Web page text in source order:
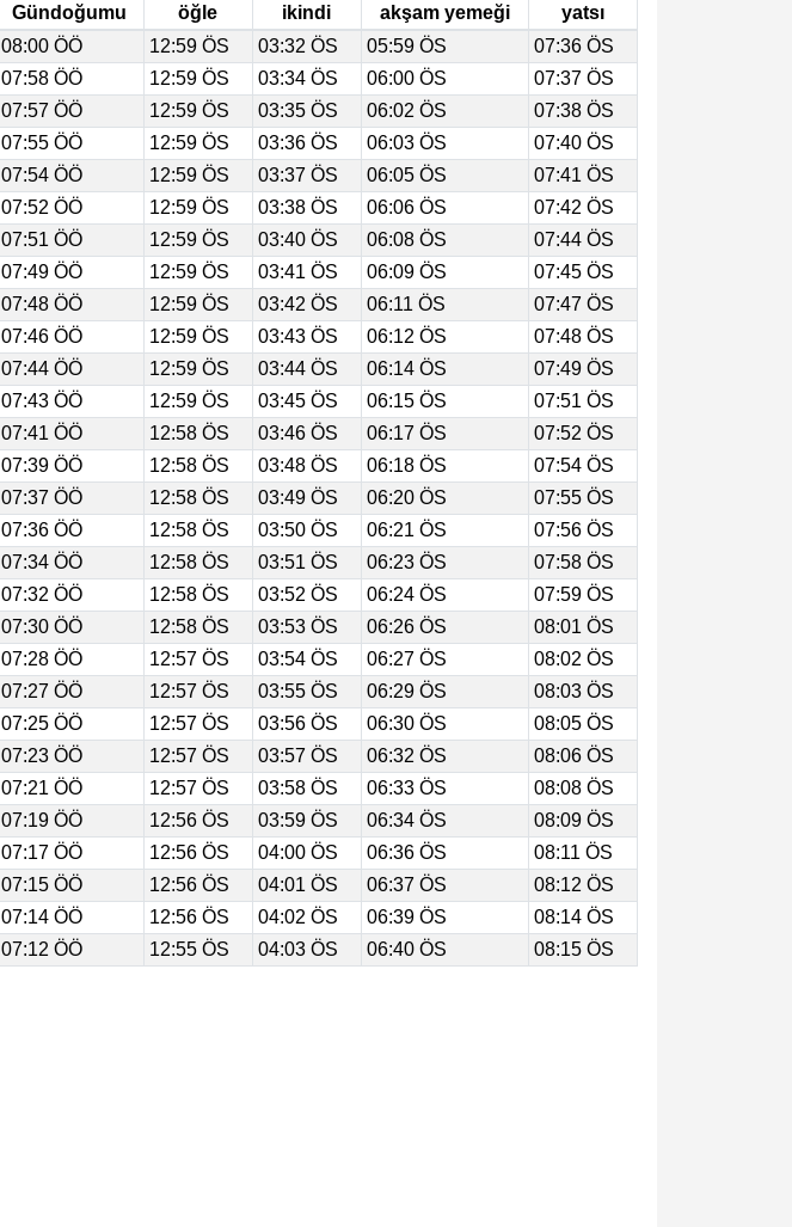
Gündoğumu öğle ikindi akşam yemeği
yatsı
08:00 ÖÖ 12:59 ÖS 03:32 ÖS 05:59 ÖS
07:36 ÖS
07:58 ÖÖ 12:59 ÖS 03:34 ÖS 06:00 ÖS
07:37 ÖS
07:57 ÖÖ 12:59 ÖS 03:35 ÖS 06:02 ÖS
07:38 ÖS
07:55 ÖÖ 12:59 ÖS 03:36 ÖS 06:03 ÖS
07:40 ÖS
07:54 ÖÖ 12:59 ÖS 03:37 ÖS 06:05 ÖS
07:41 ÖS
07:52 ÖÖ 12:59 ÖS 03:38 ÖS 06:06 ÖS
07:42 ÖS
07:51 ÖÖ 12:59 ÖS 03:40 ÖS 06:08 ÖS
07:44 ÖS
07:49 ÖÖ 12:59 ÖS 03:41 ÖS 06:09 ÖS
07:45 ÖS
07:48 ÖÖ 12:59 ÖS 03:42 ÖS 06:11 ÖS
07:47 ÖS
07:46 ÖÖ 12:59 ÖS 03:43 ÖS 06:12 ÖS
07:48 ÖS
07:44 ÖÖ 12:59 ÖS 03:44 ÖS 06:14 ÖS
07:49 ÖS
07:43 ÖÖ 12:59 ÖS 03:45 ÖS 06:15 ÖS
07:51 ÖS
07:41 ÖÖ 12:58 ÖS 03:46 ÖS 06:17 ÖS
07:52 ÖS
07:39 ÖÖ 12:58 ÖS 03:48 ÖS 06:18 ÖS
07:54 ÖS
07:37 ÖÖ 12:58 ÖS 03:49 ÖS 06:20 ÖS
07:55 ÖS
07:36 ÖÖ 12:58 ÖS 03:50 ÖS 06:21 ÖS
07:56 ÖS
07:34 ÖÖ 12:58 ÖS 03:51 ÖS 06:23 ÖS
07:58 ÖS
07:32 ÖÖ 12:58 ÖS 03:52 ÖS 06:24 ÖS
07:59 ÖS
07:30 ÖÖ 12:58 ÖS 03:53 ÖS 06:26 ÖS
08:01 ÖS
07:28 ÖÖ 12:57 ÖS 03:54 ÖS 06:27 ÖS
08:02 ÖS
07:27 ÖÖ 12:57 ÖS 03:55 ÖS 06:29 ÖS
08:03 ÖS
07:25 ÖÖ 12:57 ÖS 03:56 ÖS 06:30 ÖS
08:05 ÖS
07:23 ÖÖ 12:57 ÖS 03:57 ÖS 06:32 ÖS
08:06 ÖS
07:21 ÖÖ 12:57 ÖS 03:58 ÖS 06:33 ÖS
08:08 ÖS
07:19 ÖÖ 12:56 ÖS 03:59 ÖS 06:34 ÖS
08:09 ÖS
07:17 ÖÖ 12:56 ÖS 04:00 ÖS 06:36 ÖS
08:11 ÖS
07:15 ÖÖ 12:56 ÖS 04:01 ÖS 06:37 ÖS
08:12 ÖS
07:14 ÖÖ 12:56 ÖS 04:02 ÖS 06:39 ÖS
08:14 ÖS
07:12 ÖÖ 12:55 ÖS 04:03 ÖS 06:40 ÖS 08:15 ÖS